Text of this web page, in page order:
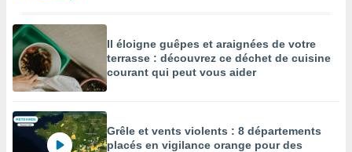
Il éloigne guêpes et araignées de votre
terrasse : découvrez ce déchet de cuisine
courant qui peut vous aider
Grêle et vents violents : 8 départements
placés en vigilance orange pour des